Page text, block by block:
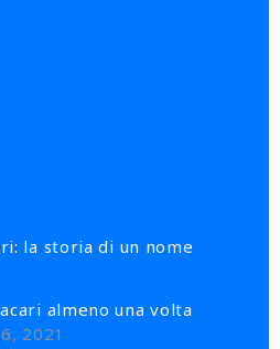
la storia di un nome
almeno una volta
2021